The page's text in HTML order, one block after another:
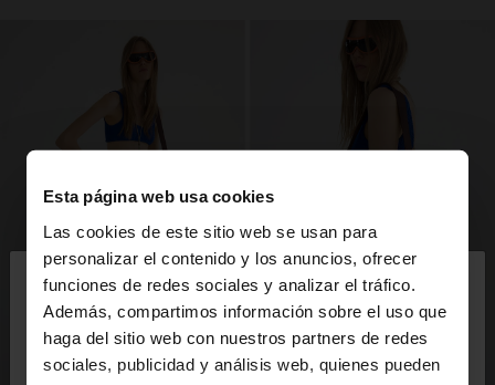
Esta página web usa cookies
Las cookies de este sitio web se usan para
personalizar el contenido y los anuncios, ofrecer
funciones de redes sociales y analizar el tráfico.
Además, compartimos información sobre el uso que
haga del sitio web con nuestros partners de redes
sociales, publicidad y análisis web, quienes pueden
hola
Estás accediendo a la web de Venezuela. ¿Quieres
ir a la web de United States?